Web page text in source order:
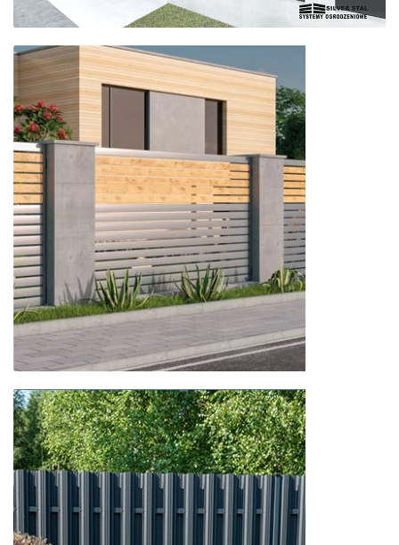
Ogrodzeniaaluminiowe
Ogrodzeniastylizowane